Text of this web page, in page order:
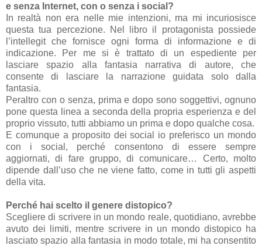
e senza Internet, con o senza i social?
In realtà non era nelle mie intenzioni, ma mi incuriosisce
questa tua percezione. Nel libro il protagonista possiede
l’intellegit che fornisce ogni forma di informazione e di
indicazione. Per me si è trattato di un espediente per
lasciare spazio alla fantasia narrativa di autore, che
consente di lasciare la narrazione guidata solo dalla
fantasia.
Peraltro con o senza, prima e dopo sono soggettivi, ognuno
pone questa linea a seconda della propria esperienza e del
proprio vissuto, tutti abbiamo un prima e dopo qualche cosa.
E comunque a proposito dei social io preferisco un mondo
con i social, perché consentono di essere sempre
aggiornati, di fare gruppo, di comunicare… Certo, molto
dipende dall’uso che ne viene fatto, come in tutti gli aspetti
della vita.
Perché hai scelto il genere distopico?
Scegliere di scrivere in un mondo reale, quotidiano, avrebbe
avuto dei limiti, mentre scrivere in un mondo distopico ha
lasciato spazio alla fantasia in modo totale, mi ha consentito